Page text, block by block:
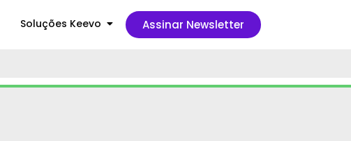
Soluções Keevo Assinar Newsletter